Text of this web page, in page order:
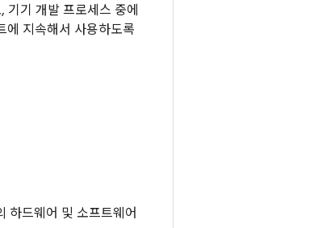
기기 개발 프로세스 중에
에 지속해서 사용하도록
하드웨어 및 소프트웨어